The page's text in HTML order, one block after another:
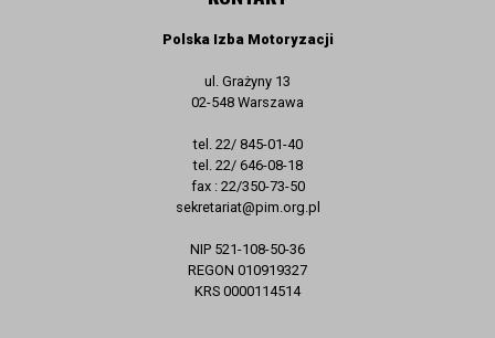
Polska Izba Motoryzacji
ul. Grażyny 13
02-548 Warszawa
tel. 22/ 845-01-40
tel. 22/ 646-08-18
fax : 22/350-73-50
sekretariat@pim.org.pl
NIP 521-108-50-36
REGON 010919327
KRS 0000114514